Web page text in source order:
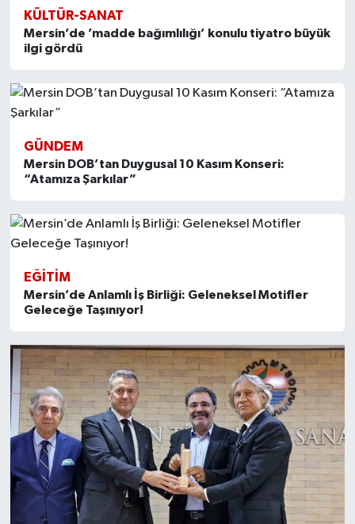
KÜLTÜR-SANAT
Mersin’de ’madde bağımlılığı’ konulu tiyatro büyük
ilgi gördü
GÜNDEM
Mersin DOB’tan Duygusal 10 Kasım Konseri:
“Atamıza Şarkılar”
EĞITIM
Mersin’de Anlamlı İş Birliği: Geleneksel Motifler
Geleceğe Taşınıyor!